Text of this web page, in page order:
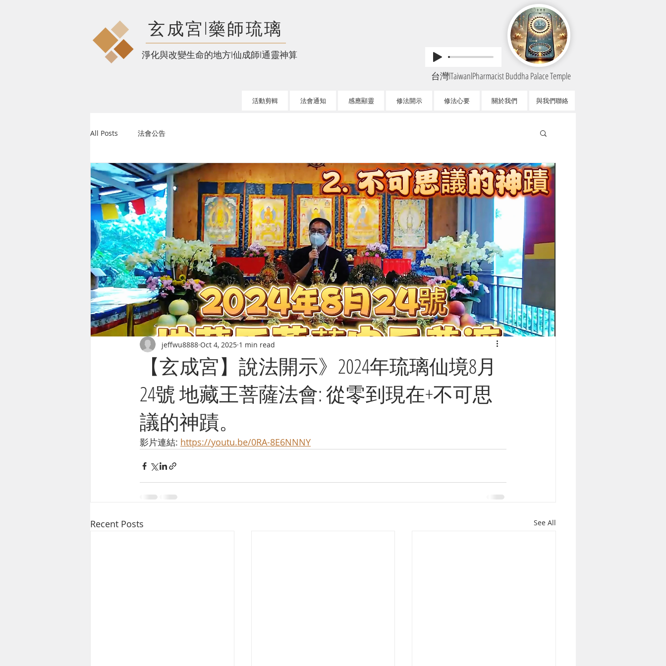
玄成宮l藥師琉璃
​淨化與改變生命的地方l仙成師l通靈神算
台灣lTaiwanlPharmacist Buddha Palace Temple
活動剪輯 法會通知 感應顯靈 修法開示 修法心要 關於我們 與我們聯絡
All Posts 法會公告
【玄成宮】說法開示》2024年琉璃仙境8月
24號 地藏王菩薩法會: 從零到現在+不可思
議的神蹟。
jeffwu8888 Oct 4, 2025 1 min read
影片連結: https://youtu.be/0RA-8E6NNNY
Recent Posts See All